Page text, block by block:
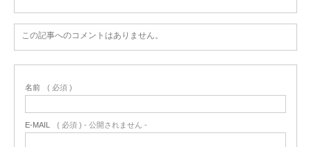
この記事へのコメントはありません。
名前 ( 必須 )
E-MAIL ( 必須 ) - 公開されません -